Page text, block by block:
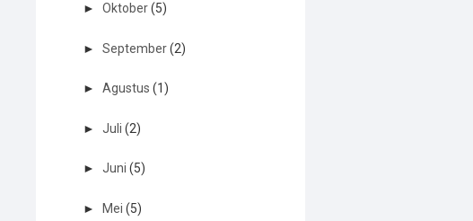
►Oktober(5)
►September(2)
►Agustus (1)
►Juli (2)
►Juni (5)
► Mei (5)